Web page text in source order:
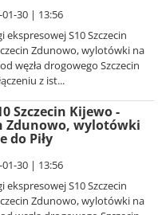
01-30 | 13:56
ekspresowej S10 Szczecin
Zdunowo, wylotówki na
węzła drogowego Szczecin
z ist...
Szczecin Kijewo -
Zdunowo, wylotówki
do Piły
01-30 | 13:56
ekspresowej S10 Szczecin
Zdunowo, wylotówki na